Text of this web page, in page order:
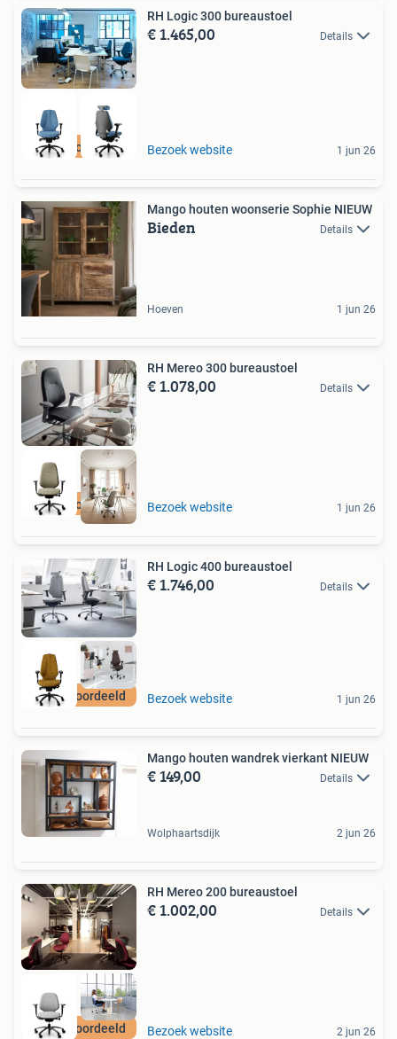
Best beoordeeld
RH Logic 300 bureaustoel
€ 1.465,00 Details
Bezoek website 1 jun 26
Mango houten woonserie Sophie NIEUW
Bieden Details
Hoeven 1 jun 26
Best beoordeeld
RH Mereo 300 bureaustoel
€ 1.078,00 Details
Bezoek website 1 jun 26
Best beoordeeld
RH Logic 400 bureaustoel
€ 1.746,00 Details
Bezoek website 1 jun 26
Mango houten wandrek vierkant NIEUW
€ 149,00 Details
Wolphaartsdijk 2 jun 26
Best beoordeeld
RH Mereo 200 bureaustoel
€ 1.002,00 Details
Bezoek website 2 jun 26